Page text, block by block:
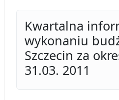
Kwartalna
wykonaniu
Szczecin za
31.03. 2011